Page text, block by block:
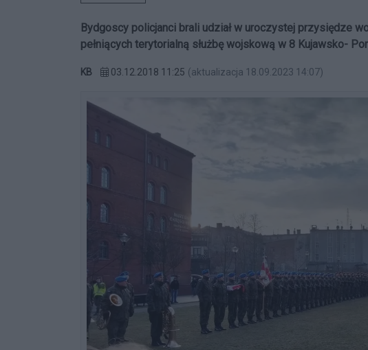
Bydgoscy policjanci brali udział w uroczystej przysiędze
pełniących terytorialną służbę wojskową w 8 Kujawsko-
KB 03.12.2018 11:25 (aktualizacja 18.09.2023 14:07)